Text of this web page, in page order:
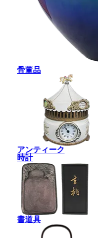
骨董品
アンティーク
時計
書道具